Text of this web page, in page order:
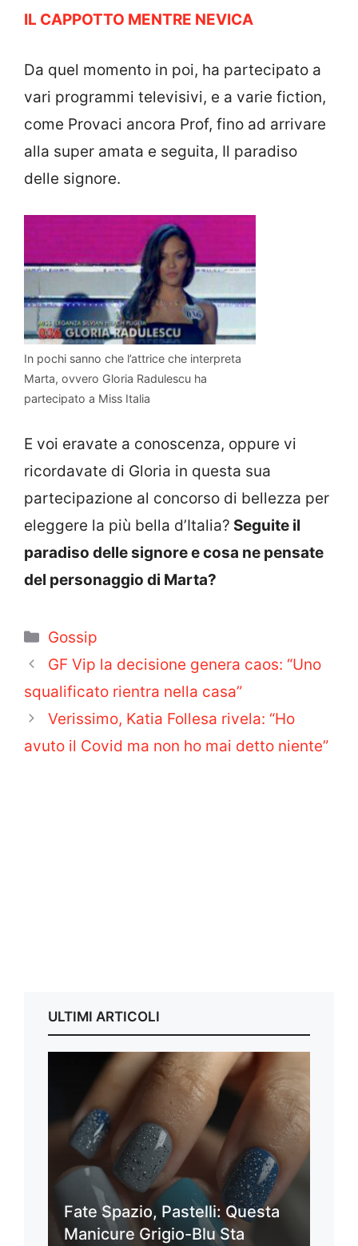
IL CAPPOTTO MENTRE NEVICA
Da quel momento in poi, ha partecipato a
vari programmi televisivi, e a varie fiction,
come Provaci ancora Prof, fino ad arrivare
alla super amata e seguita, Il paradiso
delle signore.
In pochi sanno che l’attrice che interpreta
Marta, ovvero Gloria Radulescu ha
partecipato a Miss Italia
E voi eravate a conoscenza, oppure vi
ricordavate di Gloria in questa sua
partecipazione al concorso di bellezza per
eleggere la più bella d’Italia? Seguite il
paradiso delle signore e cosa ne pensate
del personaggio di Marta?
Categorie
Gossip
GF Vip la decisione genera caos: “Uno
squalificato rientra nella casa”
Verissimo, Katia Follesa rivela: “Ho
avuto il Covid ma non ho mai detto niente”
ULTIMI ARTICOLI
Fate Spazio, Pastelli: Questa
Manicure Grigio-Blu Sta